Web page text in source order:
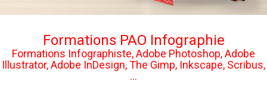
Formations PAO Infographie
Formations Infographiste, Adobe Photoshop, Adobe
Illustrator, Adobe InDesign, The Gimp, Inkscape, Scribus,
...